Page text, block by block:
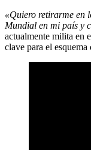
«Quiero retirarme en
Mundial en mi país y
actualmente milita en
clave para el esquema